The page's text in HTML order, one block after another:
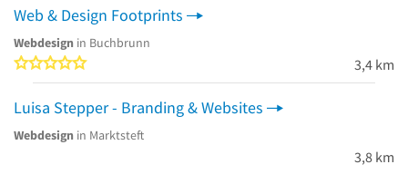
Web & Design Footprints
Webdesign in Buchbrunn
3,4 km
Luisa Stepper - Branding & Websites
Webdesign in Marktsteft
3,8 km